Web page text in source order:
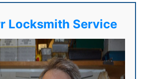
Locksmith Service